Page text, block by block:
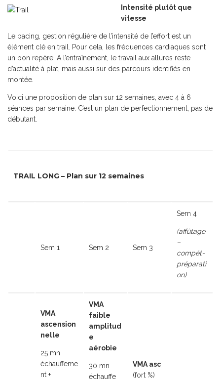
Intensité plutôt que
vitesse
Le pacing, gestion régulière de l’intensité de l’effort est un
élément clé en trail. Pour cela, les fréquences cardiaques sont
un bon repère. A l’entraînement, le travail aux allures reste
d’actualité à plat, mais aussi sur des parcours identifiés en
montée.
Voici une proposition de plan sur 12 semaines, avec 4 à 6
séances par semaine. C’est un plan de perfectionnement, pas de
débutant.
TRAIL LONG – Plan sur 12 semaines
Sem 1 Sem 2 Sem 3
Sem 4
(affûtage
–
compét-
préparati
on)
VMA
ascension
nelle
25 mn
échauffeme
nt +
VMA
faible
amplitud
e
aérobie
30 mn
échauffe
VMA asc
(fort %)